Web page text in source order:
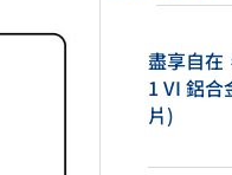
盡享自在
1 VI 鋁合
片)